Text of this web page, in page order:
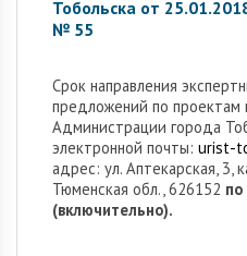
Тобольска от
№ 55
Cрок направления
предложений по проектам
Администрации города
электронной почты: urist-
адрес: ул. Аптекарская, 3,
Тюменская обл., 626152 по
(включительно).